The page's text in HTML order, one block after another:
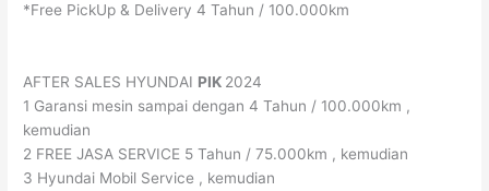
*Free PickUp & Delivery 4 Tahun / 100.000km
AFTER SALES HYUNDAI PIK 2024
1 Garansi mesin sampai dengan 4 Tahun / 100.000km ,
kemudian
2 FREE JASA SERVICE 5 Tahun / 75.000km , kemudian
3 Hyundai Mobil Service , kemudian